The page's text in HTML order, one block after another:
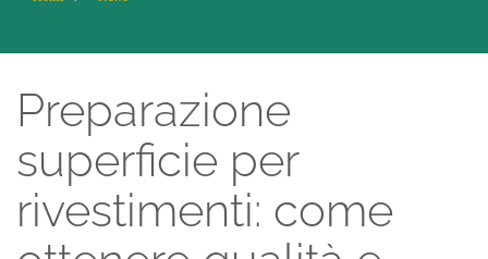
Preparazione
superficie per
rivestimenti: come